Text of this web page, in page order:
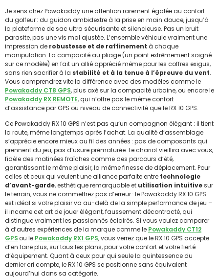
Je sens chez Powakaddy une attention rarement égalée au confort
du golfeur : du guidon ambidextre à la prise en main douce, jusqu’à
la plateforme de sac ultra sécurisante et silencieuse. Pas un bruit
parasite, pas une vis mal ajustée. L’ensemble véhicule vraiment une
impression de robustesse et de raffinement à chaque
manipulation. La compacité au pliage (un point extrêmement soigné
sur ce modèle) en fait un allié apprécié même pour les coffres exigus,
sans rien sacrifier à la stabilité et à la tenue à l’épreuve du vent.
Vous comprendrez vite la différence avec des modèles comme le
Powakaddy CT8 GPS, plus axé sur la compacité urbaine, ou encore le
Powakaddy RX REMOTE, qui n’offre pas le même confort
d’assistance par GPS ou niveau de connectivité que le RX 10 GPS.
Ce Powakaddy RX 10 GPS n’est pas qu’un compagnon élégant : il tient
la route, même longtemps après l’achat. La qualité d’assemblage
s’apprécie encore mieux au fil des années : pas de composants qui
prennent du jeu, pas d’usure prématurée. Le chariot vieillira avec vous,
fidèle des matinées fraîches comme des parcours d’été,
garantissant le même plaisir, la même finesse de déplacement. Pour
celles et ceux qui veulent une alliance parfaite entre technologie
d’avant-garde, esthétique remarquable et utilisation intuitivesur
le terrain, vous ne commettrez pas d’erreur : le Powakaddy RX 10 GPS
est idéal si votre plaisir va au-delà de la simple performance de jeu –
il incarne cet art de jouer élégant, faussement décontracté, qui
distingue vraiment les passionnés éclairés. Si vous voulez comparer
à d’autres expériences de la marque comme le Powakaddy CT12
GPS ou le Powakaddy RX1 GPS, vous verrez que le RX 10 GPS accepte
d’en faire plus, sur tous les plans, pour votre confort et votre fierté
d’équipement. Quant à ceux pour qui seule la quintessence du
dernier cri compte, le RX 10 GPS se positionne sans équivalent
aujourd’hui dans sa catégorie.